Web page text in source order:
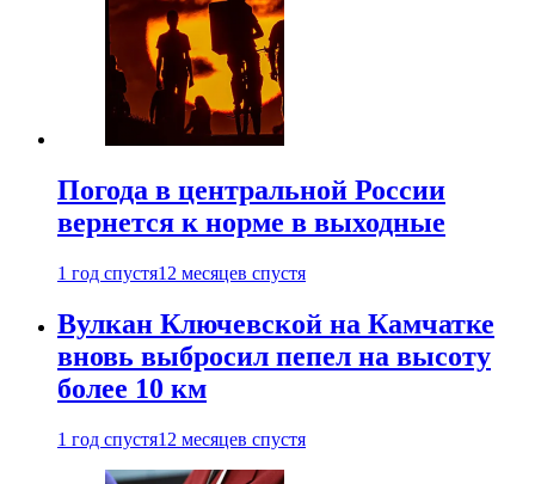
Погода в центральной России
вернется к норме в выходные
1 год спустя12 месяцев спустя
Вулкан Ключевской на Камчатке
вновь выбросил пепел на высоту
более 10 км
1 год спустя12 месяцев спустя